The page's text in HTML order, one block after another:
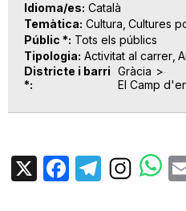
Idioma/es Català
Temàtica Cultura Cultures
Públic * Tots els públics
Tipologia Activitat al carrer
Districte i barri
*
Gràcia
El Camp
X